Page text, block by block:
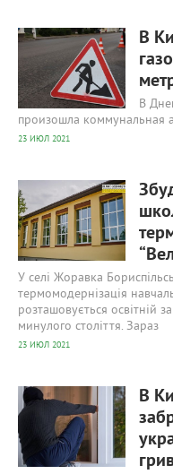
В
В
произошла коммунальная
23 ИЮЛ 2021
У селі Жоравка
термомодернізація
розташовується освітній
минулого століття. Зараз
23 ИЮЛ 2021
В